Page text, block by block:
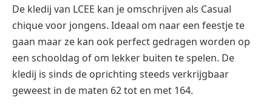
De kledij van LCEE kan je omschrijven als Casual
chique voor jongens. Ideaal om naar een feestje te
gaan maar ze kan ook perfect gedragen worden op
een schooldag of om lekker buiten te spelen. De
kledij is sinds de oprichting steeds verkrijgbaar
geweest in de maten 62 tot en met 164.